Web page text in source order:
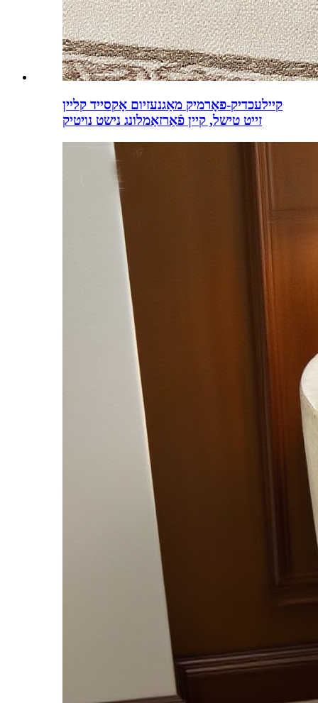
קיילעכדיק-פאָרמיק מאַגנעזיום אָקסייד קליין
זייט טישל, קיין פֿאַרזאַמלונג נישט נויטיק